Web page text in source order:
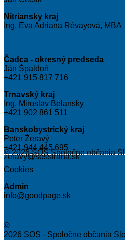
Nitriansky kraj
Ing. Eva Adriana Révayová, MBA
Čadca - okresný predseda
Ján Špaldoň
+421 915 817 716
Trnavský kraj
Ing. Miroslav Belansky
+421 902 861 511
Banskobystrický kraj
Peter Žeravý
+421 944 445 695
zeravy@sosstrana.sk
© 2026 SOS Spoločne občania
Cookies
Admin
info@goodpage.sk
©
2026 SOS - Spoločne občania